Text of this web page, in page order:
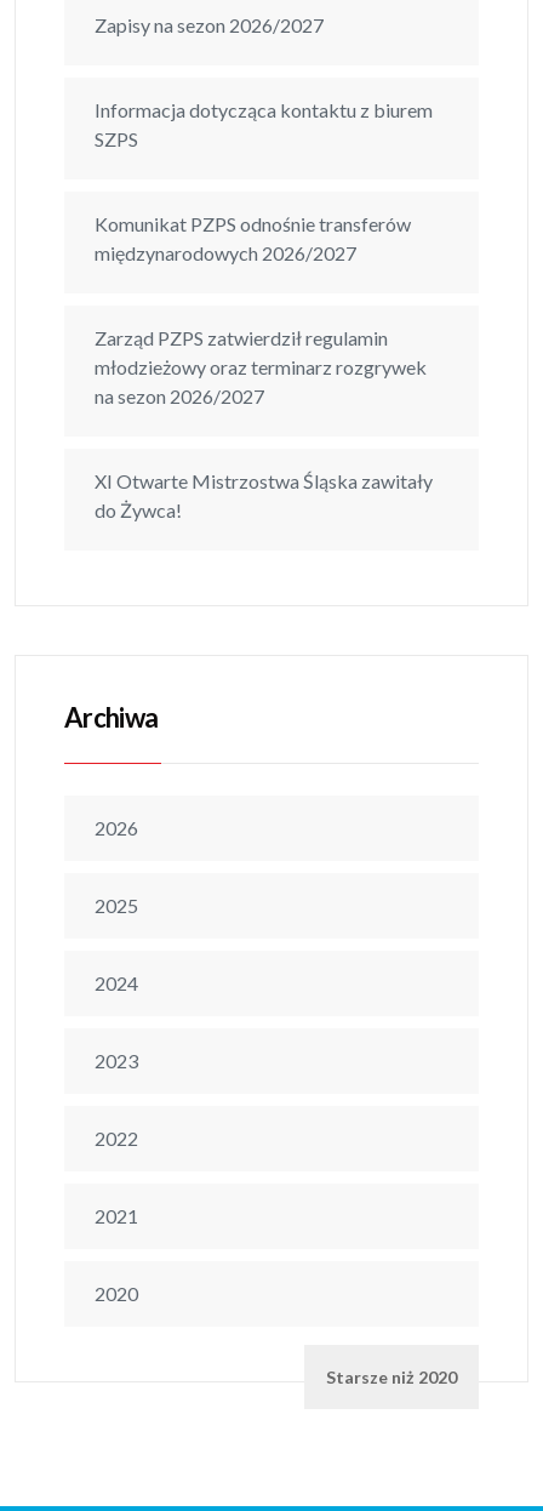
Zapisy na sezon 2026/2027
Informacja dotycząca kontaktu z biurem
SZPS
Komunikat PZPS odnośnie transferów
międzynarodowych 2026/2027
Zarząd PZPS zatwierdził regulamin
młodzieżowy oraz terminarz rozgrywek
na sezon 2026/2027
XI Otwarte Mistrzostwa Śląska zawitały
do Żywca!
Archiwa
2026
2025
2024
2023
2022
2021
2020
Starsze niż 2020